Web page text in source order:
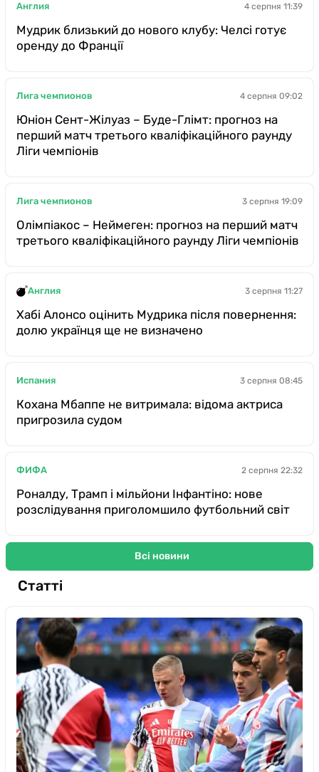
Англия 4 серпня 11:39
Мудрик близький до нового клубу: Челсі готує
оренду до Франції
Лига чемпионов 4 серпня 09:02
Юніон Сент-Жілуаз – Буде-Глімт: прогноз на
перший матч третього кваліфікаційного раунду
Ліги чемпіонів
Лига чемпионов 3 серпня 19:09
Олімпіакос – Неймеген: прогноз на перший матч
третього кваліфікаційного раунду Ліги чемпіонів
Англия 3 серпня 11:27
Хабі Алонсо оцінить Мудрика після повернення:
долю українця ще не визначено
Испания 3 серпня 08:45
Кохана Мбаппе не витримала: відома актриса
пригрозила судом
ФИФА 2 серпня 22:32
Роналду, Трамп і мільйони Інфантіно: нове
розслідування приголомшило футбольний світ
Всі новини
Статті